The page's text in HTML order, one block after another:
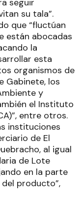
seguir
su tala”.
que “fluctúan
están abocadas
la
esta
organismos de
Gabinete, los
y
el Instituto
entre otros.
instituciones
de El
al igual
de Lote
en la parte
producto”,